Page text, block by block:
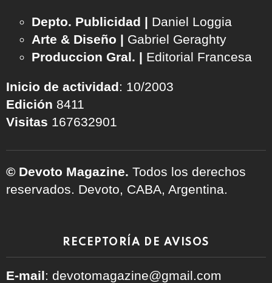
Depto. Publicidad | Daniel Loggia
Arte & Diseño | Gabriel Geraghty
Produccion Gral. | Editorial Francesa
Inicio de actividad: 10/2003
Edición 8411
Visitas 167632901
© Devoto Magazine. Todos los derechos
reservados. Devoto, CABA, Argentina.
RECEPTORÍA DE AVISOS
E-mail: devotomagazine@gmail.com